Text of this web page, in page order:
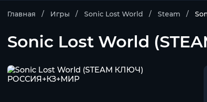
Главная Игры Sonic Lost World Steam
Sonic Lost World